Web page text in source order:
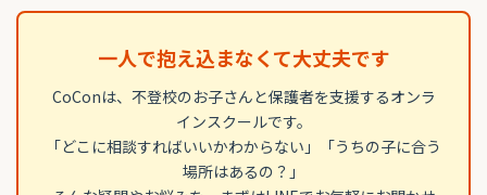
一人で抱え込まなくて大丈夫です
CoConは、不登校のお子さんと保護者を支援するオンラ
インスクールです。
「どこに相談すればいいかわからない」「うちの子に合う
場所はあるの？」